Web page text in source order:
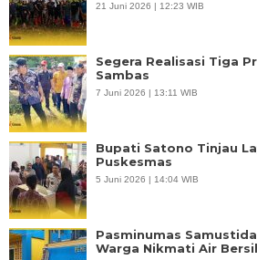
21 Juni 2026 | 12:23 WIB
Segera Realisasi Tiga
Sambas
7 Juni 2026 | 13:11 WIB
Bupati Satono Tinjau
Puskesmas
5 Juni 2026 | 14:04 WIB
Pasminumas
Warga Nikmati Air